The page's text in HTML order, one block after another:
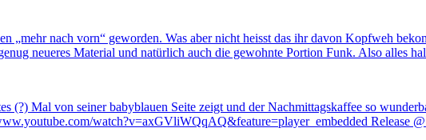
„mehr nach vorn“ geworden. Was aber nicht heisst das ihr davon Kopfweh
neueres Material und natürlich auch die gewohnte Portion Funk. Also alles
(?) Mal von seiner babyblauen Seite zeigt und der Nachmittagskaffee so
watch?v=axGVliWQqAQ&feature=player_embedded Release